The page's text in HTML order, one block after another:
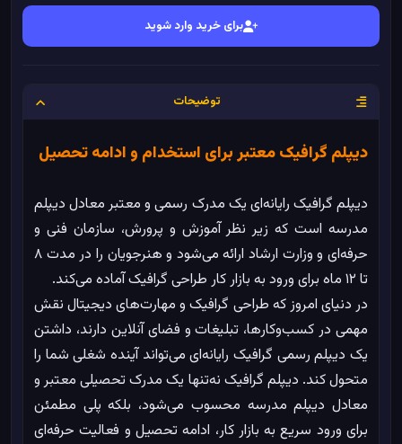
برای خرید وارد شوید
توضیحات
دیپلم گرافیک معتبر برای استخدام و ادامه تحصیل
دیپلم گرافیک رایانه‌ای یک مدرک رسمی و معتبر معادل دیپلم
مدرسه است که زیر نظر آموزش و پرورش، سازمان فنی و
حرفه‌ای و وزارت ارشاد ارائه می‌شود و هنرجویان را در مدت ۸
تا ۱۲ ماه برای ورود به بازار کار طراحی گرافیک آماده می‌کند.
در دنیای امروز که طراحی گرافیک و مهارت‌های دیجیتال نقش
مهمی در کسب‌وکارها، تبلیغات و فضای آنلاین دارند، داشتن
یک دیپلم رسمی گرافیک رایانه‌ای می‌تواند آینده شغلی شما را
متحول کند. دیپلم گرافیک نه‌تنها یک مدرک تحصیلی معتبر و
معادل دیپلم مدرسه محسوب می‌شود، بلکه پلی مطمئن
برای ورود سریع به بازار کار، ادامه تحصیل و فعالیت حرفه‌ای